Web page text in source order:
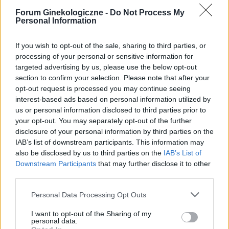
Forum Ginekologiczne - Do Not Process My
Personal Information
If you wish to opt-out of the sale, sharing to third parties, or
processing of your personal or sensitive information for
targeted advertising by us, please use the below opt-out
section to confirm your selection. Please note that after your
opt-out request is processed you may continue seeing
interest-based ads based on personal information utilized by
us or personal information disclosed to third parties prior to
your opt-out. You may separately opt-out of the further
disclosure of your personal information by third parties on the
IAB’s list of downstream participants. This information may
also be disclosed by us to third parties on the IAB’s List of
Downstream Participants that may further disclose it to other
Personal Data Processing Opt Outs
I want to opt-out of the Sharing of my
personal data.
Przyjmowałam tabletki jednoskładnikowe
Cerazette i chcę je odstawić ze względu na
ciągłe krwawienie. Po jakim czasie pojawił sie u
was okres?
Forum: Antykoncepcja
gość
Tabletki
Mam problem nie wiem z kim się skontaktować,
może tutaj ktoś udzieli mi odpowiedzi na
pytanie. Biorę tabletki antykoncepcyjne ponad
dostać tych tabletek dlatego jedną pominęłam.
Dzień wcześniej miałam stosunek dlatego
Antykoncepcja